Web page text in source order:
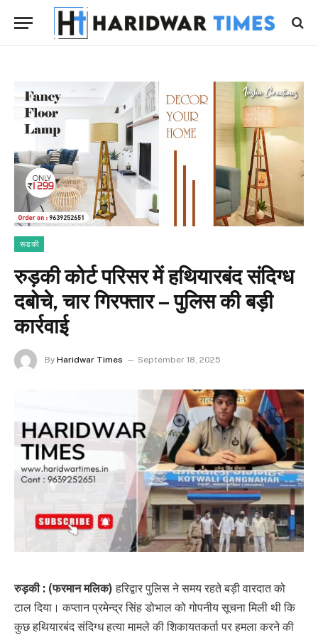
रूडकी
रुड़की कोर्ट परिसर में हथियारबंद संदिग्ध
दबोचे, चार गिरफ्तार – पुलिस की बड़ी
कार्रवाई
By Haridwar Times September 18, 2025
रुड़की : (फरमान मलिक) हरिद्वार पुलिस ने समय रहते बड़ी वारदात को
टाल दिया। कप्तान प्रमेन्द्र सिंह डोभाल को गोपनीय सूचना मिली थी कि
कुछ हथियारबंद संदिग्ध हत्या मामले की शिकायतकर्ता पर हमला करने की